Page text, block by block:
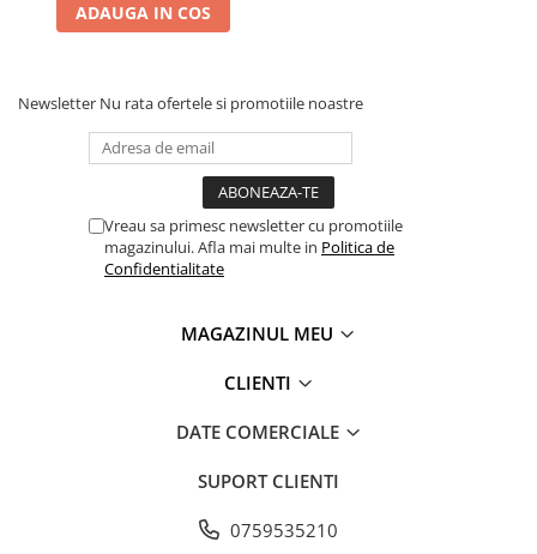
ADAUGA IN COS
Newsletter Nu rata ofertele si promotiile noastre
Vreau sa primesc newsletter cu promotiile
magazinului. Afla mai multe in Politica de
Confidentialitate
MAGAZINUL MEU
CLIENTI
DATE COMERCIALE
SUPORT CLIENTI
0759535210